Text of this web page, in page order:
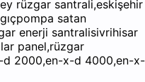
rüzgar santrali,eskişehir
satan
enerji santralisivrihisar
panel,rüzgar
d 2000,en-x-d 4000,en-x-